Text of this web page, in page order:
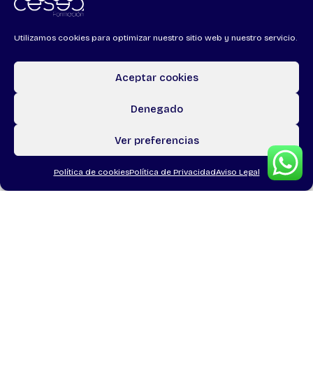
Utilizamos cookies para optimizar nuestro sitio web y nuestro servicio.
Aceptar cookies
Denegado
Ver preferencias
Política de cookiesPolítica de PrivacidadAviso Legal